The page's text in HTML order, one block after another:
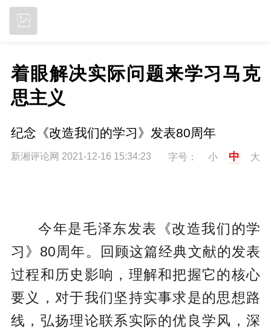
着眼解决实际问题来学习马克
思主义
纪念《改造我们的学习》发表80周年
新湘评论网 2021-12-16 15:34:23 字号： 小 中 大
今年是毛泽东发表《改造我们的学
习》80周年。回顾这篇经典文献的发表
过程和历史影响，理解和把握它的核心
要义，对于我们坚持实事求是的思想路
线，弘扬理论联系实际的优良学风，深